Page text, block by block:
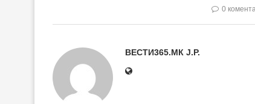
0
ВЕСТИ365.МК Ј.Р.